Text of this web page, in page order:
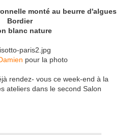
monté au beurre d'algues
Bordier
blanc nature
pour la photo
rendez- vous ce week-end à la
ateliers dans le second Salon